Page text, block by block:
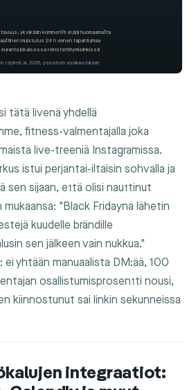
yksikään kommentti ei jää huomaamatta
muistutus 24 h ennen tapahtumaa
jokaisessa rekisteröitymislinkissä
replient.ai, 2026, perustuen asiakasdataan
tätä livenä yhdellä
fitness-valmentajalla joka
live-treeniä Instagramissa.
istui perjantai-iltaisin sohvalla ja
sen sijaan, että olisi nauttinut
"Black Fridayna lähetin
kuudelle brändille
sen jälkeen vain nukkua."
yhtään manuaalista DM:ää, 100
osallistumisprosentti nousi,
kiinnostunut sai linkin sekunneissa
integraatiot: